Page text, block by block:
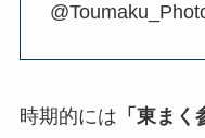
時期的には 「東まく